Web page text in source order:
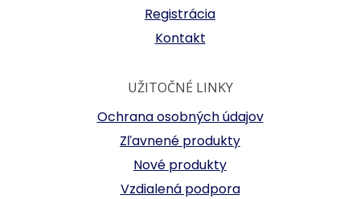
Registrácia
Kontakt
UŽITOČNÉ LINKY
Ochrana osobných údajov
Zľavnené produkty
Nové produkty
Vzdialená podpora